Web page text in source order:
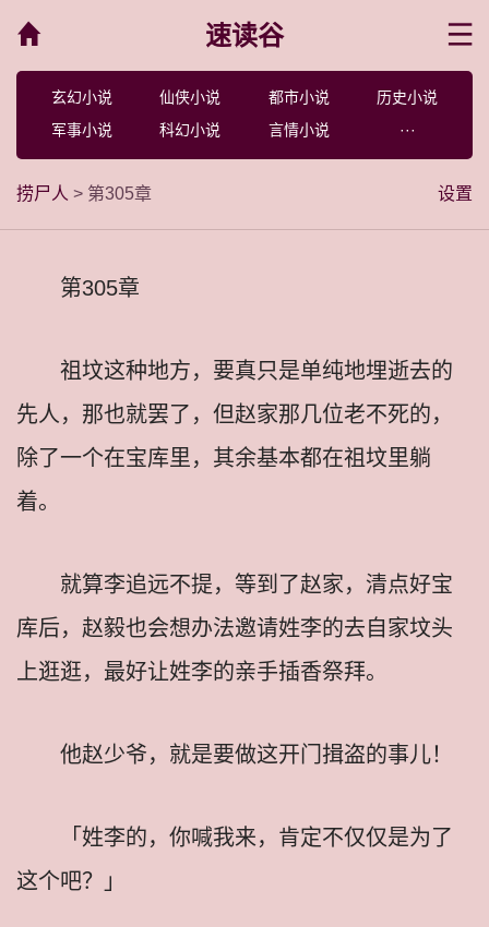
速读谷
玄幻小说 仙侠小说 都市小说
历史小说
军事小说
科幻小说 言情小说 ···
设置
捞尸人 > 第305章
第305章
祖坟这种地方，要真只是单纯地埋逝去的
先人，那也就罢了，但赵家那几位老不死的，
除了一个在宝库里，其余基本都在祖坟里躺
着。
就算李追远不提，等到了赵家，清点好宝
库后，赵毅也会想办法邀请姓李的去自家坟头
上逛逛，最好让姓李的亲手插香祭拜。
他赵少爷，就是要做这开门揖盗的事儿！
「姓李的，你喊我来，肯定不仅仅是为了
这个吧？」